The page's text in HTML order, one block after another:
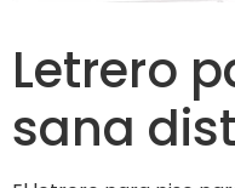
Letrero
sana